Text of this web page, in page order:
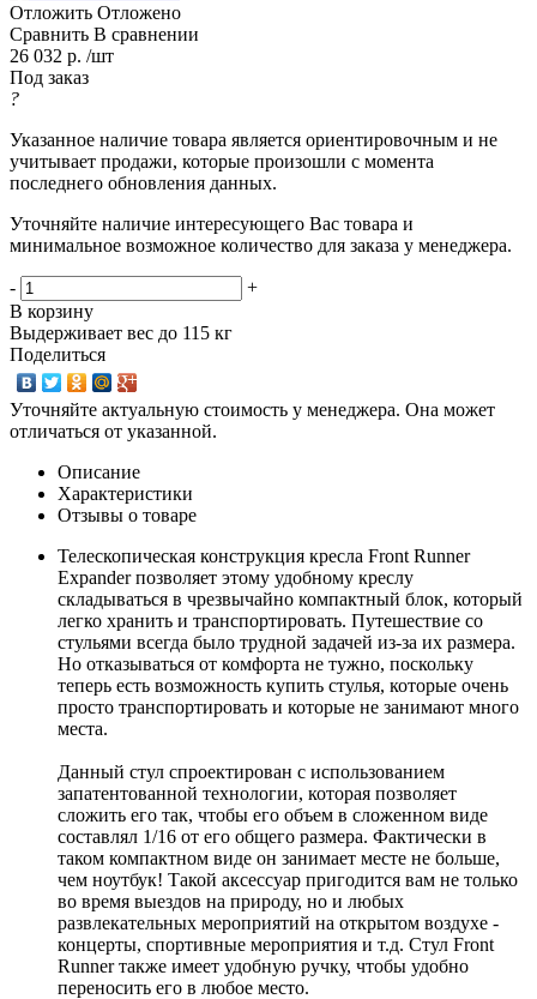
Отложить Отложено
Сравнить В сравнении
26 032 р. /шт
Под заказ
?
Указанное наличие товара является ориентировочным и не
учитывает продажи, которые произошли с момента
последнего обновления данных.
Уточняйте наличие интересующего Вас товара и
минимальное возможное количество для заказа у менеджера.
-
+
В корзину
Выдерживает вес до 115 кг
Поделиться
Уточняйте актуальную стоимость у менеджера. Она может
отличаться от указанной.
Описание
Характеристики
Отзывы о товаре
Телескопическая конструкция кресла Front Runner
Expander позволяет этому удобному креслу
складываться в чрезвычайно компактный блок, который
легко хранить и транспортировать. Путешествие со
стульями всегда было трудной задачей из-за их размера.
Но отказываться от комфорта не тужно, поскольку
теперь есть возможность купить стулья, которые очень
просто транспортировать и которые не занимают много
места.
Данный стул спроектирован с использованием
запатентованной технологии, которая позволяет
сложить его так, чтобы его объем в сложенном виде
составлял 1/16 от его общего размера. Фактически в
таком компактном виде он занимает месте не больше,
чем ноутбук! Такой аксессуар пригодится вам не только
во время выездов на природу, но и любых
развлекательных мероприятий на открытом воздухе -
концерты, спортивные мероприятия и т.д. Стул Front
Runner также имеет удобную ручку, чтобы удобно
переносить его в любое место.